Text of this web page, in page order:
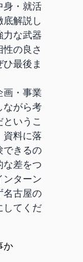
身・就活
解説し
力な武器
の良さ
最後ま
画・事業
ながら考
いうこ
資料に落
できるの
な差をつ
ンターン
名古屋の
してくだ
か